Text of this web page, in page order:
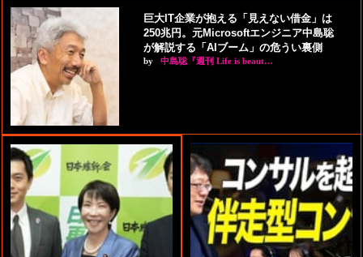
巨大IT企業が抱える「見えない借金」は
250兆円。元Microsoftエンジニア中島聡
が解説する「AIブーム」の危うい裏側
by 中島聡『週刊 Life is beaut…